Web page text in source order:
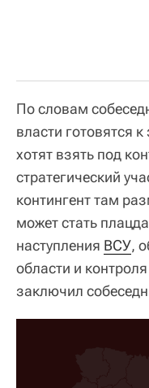
По словам
власти готовятся
хотят взять под
стратегический
контингент там
может стать
наступления ВСУ,
области и
заключил